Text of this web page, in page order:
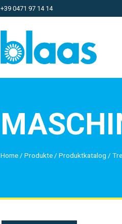
+39 0471 97 14 14
Home / Produkte / Produktkatalog /